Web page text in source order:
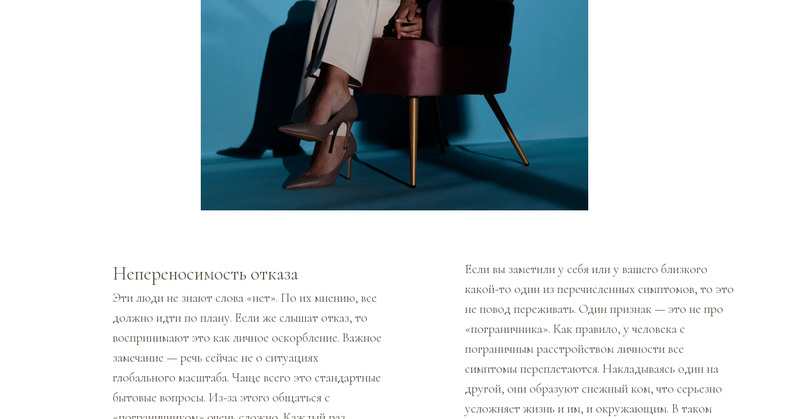
Непереносимость отказа
Эти люди не знают слова «нет». По их мнению, все
должно идти по плану. Если же слышат отказ, то
воспринимают это как личное оскорбление. Важное
замечание — речь сейчас не о ситуациях
глобального масштаба. Чаще всего это стандартные
бытовые вопросы. Из-за этого общаться с
Если вы заметили у себя или у вашего близкого
какой-то один из перечисленных симптомов, то это
не повод переживать. Один признак — это не про
«пограничника». Как правило, у человека с
пограничным расстройством личности все
симптомы переплетаются. Накладываясь один на
другой, они образуют снежный ком, что серьезно
усложняет жизнь и им, и окружающим. В таком